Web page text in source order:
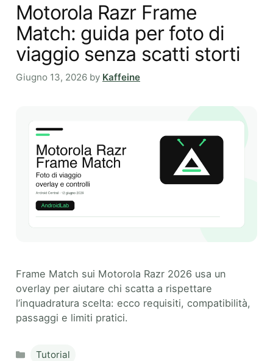
Motorola Razr Frame
Match: guida per foto di
viaggio senza scatti storti
Giugno 13, 2026 by Kaffeine
Frame Match sui Motorola Razr 2026 usa un
overlay per aiutare chi scatta a rispettare
l’inquadratura scelta: ecco requisiti, compatibilità,
passaggi e limiti pratici.
Categories
Tutorial